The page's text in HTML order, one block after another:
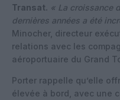
Transat. « La croissance
dernières années a été
Minocher, directeur
relations avec les
aéroportuaire du Grand
Porter rappelle qu’elle
élevée à bord, avec une